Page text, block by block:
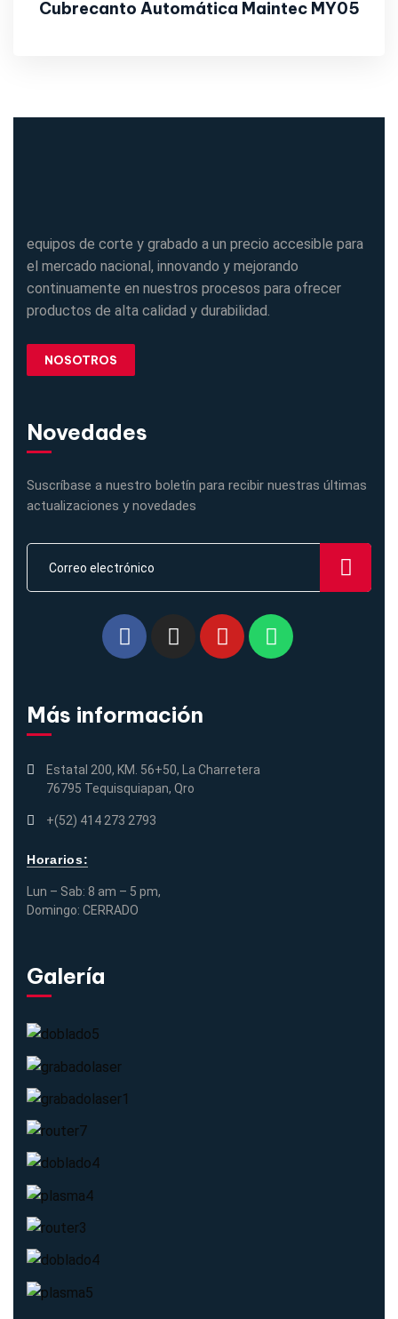
Cubrecanto Automática Maintec MY05
equipos de corte y grabado a un precio accesible para
el mercado nacional, innovando y mejorando
continuamente en nuestros procesos para ofrecer
productos de alta calidad y durabilidad.
NOSOTROS
Novedades
Suscríbase a nuestro boletín para recibir nuestras últimas
actualizaciones y novedades
Más información
Estatal 200, KM. 56+50, La Charretera
76795 Tequisquiapan, Qro
+(52) 414 273 2793
Horarios:
Lun – Sab: 8 am – 5 pm,
Domingo: CERRADO
Galería